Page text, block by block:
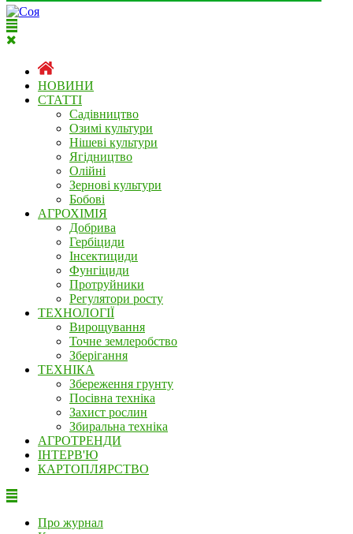
НОВИНИ
СТАТТІ
Садівництво
Озимі культури
Нішеві культури
Ягідництво
Олійні
Зернові культури
Бобові
АГРОХІМІЯ
Добрива
Гербіциди
Інсектициди
Фунгіциди
Протруйники
Регулятори росту
ТЕХНОЛОГІЇ
Вирощування
Точне землеробство
Зберігання
ТЕХНІКА
Збереження грунту
Посівна техніка
Захист рослин
Збиральна техніка
АГРОТРЕНДИ
ІНТЕРВ'Ю
КАРТОПЛЯРСТВО
Про журнал